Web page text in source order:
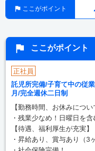
ここがポイント
ここがポイント
正社員
託児所完備/子育て中の従
月/完全週休二日制
【勤務時間、お休みについ
・残業少なめ！日曜日を
【待遇、福利厚生が充実】
・昇給あり、賞与あり（3